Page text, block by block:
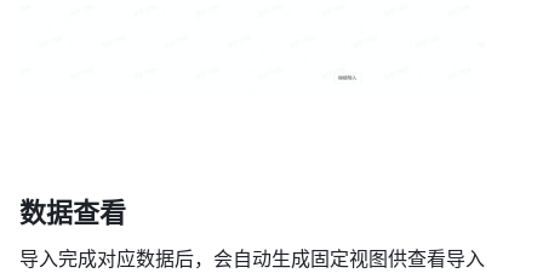
数据查看
导入完成对应数据后，会自动生成固定视图供查看导入